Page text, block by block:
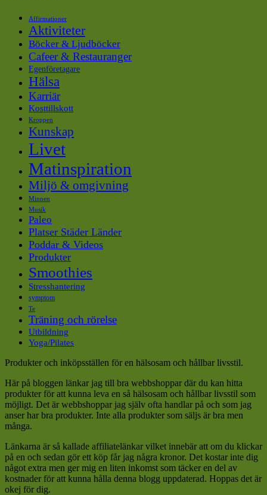
Affirmationer
Aktiviteter
Böcker & Ljudböcker
Cafeer & Restauranger
Egenföretagare
Hälsa
Karriär
Kosttillskott
Kroppen
Kunskap
Livet
Matinspiration
Miljö & omgivning
Minnen
Musik
Paleo
Platser Städer Länder
Poddar & Videos
Produkter
Smoothies
Stresshantering
symptom
Te
Träning och rörelse
Utbildning
Yoga/Pilates
Produkter och inköpsställen för en hälsosam och hållbar livsstil.
Här på bloggen länkar jag till bra webbshoppar där du kan hitta
produkter för att kunna leva en så hälsosam och hållbar livsstil som
möjligt. Det är webbshoppar jag själv ofta handlar på och som jag
anser har bra produkter. Inte alla produkter som säljs är bra men
många.
Länkarna är så kallade affiliatelänkar vilket innebär att om du klickar
på en och sedan gör ett köp får jag några kronor. Det kostar inte dig
något extra men ger mig en liten inkomst som täcker en del av
kostnader för att kunna hålla denna blogg uppdaterad. Hoppas det är
okej för dig.